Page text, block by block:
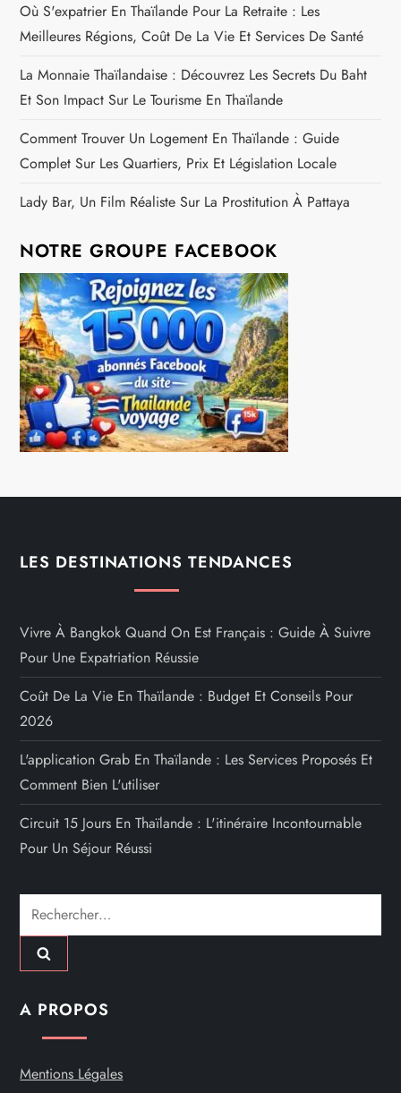
Où S'expatrier En Thaïlande Pour La Retraite : Les
Meilleures Régions, Coût De La Vie Et Services De Santé
La Monnaie Thaïlandaise : Découvrez Les Secrets Du Baht
Et Son Impact Sur Le Tourisme En Thaïlande
Comment Trouver Un Logement En Thaïlande : Guide
Complet Sur Les Quartiers, Prix Et Législation Locale
Lady Bar, Un Film Réaliste Sur La Prostitution À Pattaya
NOTRE GROUPE FACEBOOK
LES DESTINATIONS TENDANCES
Vivre À Bangkok Quand On Est Français : Guide À Suivre
Pour Une Expatriation Réussie
Coût De La Vie En Thaïlande : Budget Et Conseils Pour
2026
L'application Grab En Thaïlande : Les Services Proposés Et
Comment Bien L'utiliser
Circuit 15 Jours En Thaïlande : L'itinéraire Incontournable
Pour Un Séjour Réussi
Rechercher :
A PROPOS
Mentions Légales